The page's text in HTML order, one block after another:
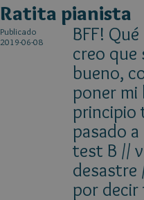
Ratita pianista
Publicado
2019-06-08
BFF!
creo que
bueno,
poner mi
principio
pasado a
test B //
desastre
por